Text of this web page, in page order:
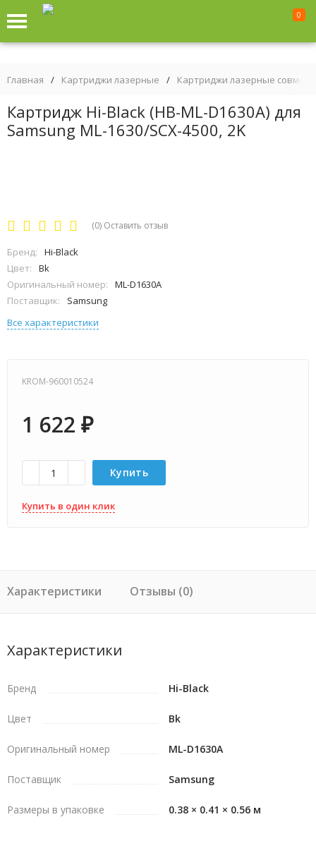
0
Главная / Картриджи лазерные / Картриджи лазерные
Картридж Hi-Black (HB-ML-D1630A) для
Samsung ML-1630/SCX-4500, 2K
(0) Оставить отзыв
Бренд:
Hi-Black
Цвет:
Bk
Оригинальный номер:
ML-D1630A
Поставщик:
Samsung
Все характеристики
KROM-960010524
1 622 ₽
Купить
Купить в один клик
Характеристики Отзывы (0)
Характеристики
Бренд Hi-Black
Цвет Bk
Оригинальный номер ML-D1630A
Поставщик Samsung
Размеры в упаковке 0.38 × 0.41 × 0.56 м